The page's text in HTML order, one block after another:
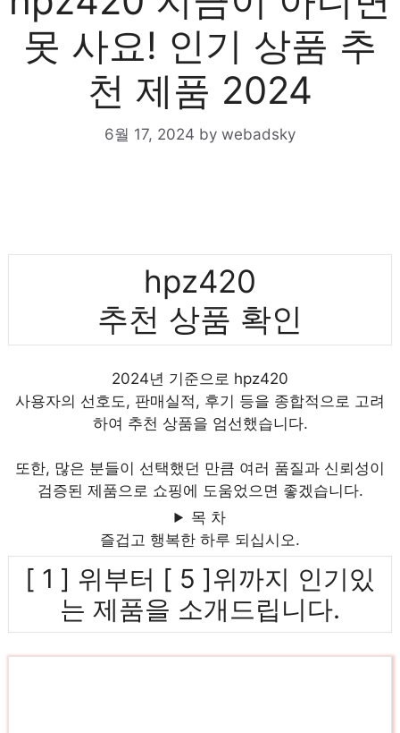
못 사요! 인기 상품 추
천 제품 2024
6월 17, 2024 by webadsky
hpz420
추천 상품 확인
2024년 기준으로 hpz420
사용자의 선호도, 판매실적, 후기 등을 종합적으로 고려
하여 추천 상품을 엄선했습니다.
또한, 많은 분들이 선택했던 만큼 여러 품질과 신뢰성이
검증된 제품으로 쇼핑에 도움었으면 좋겠습니다.
목 차
즐겁고 행복한 하루 되십시오.
[ 1 ] 위부터 [ 5 ]위까지 인기있
는 제품을 소개드립니다.